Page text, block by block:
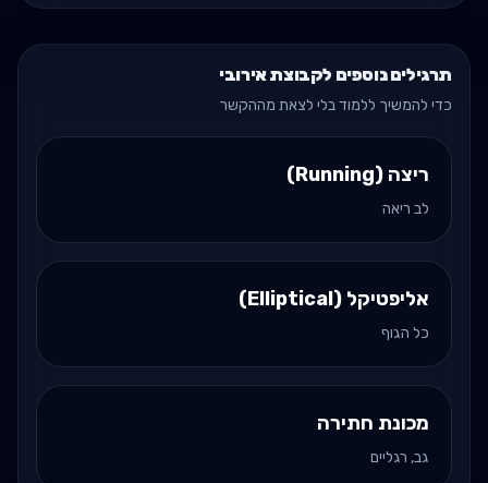
תרגילים נוספים לקבוצת אירובי
כדי להמשיך ללמוד בלי לצאת מההקשר
ריצה (Running)
לב ריאה
אליפטיקל (Elliptical)
כל הגוף
מכונת חתירה
גב, רגליים